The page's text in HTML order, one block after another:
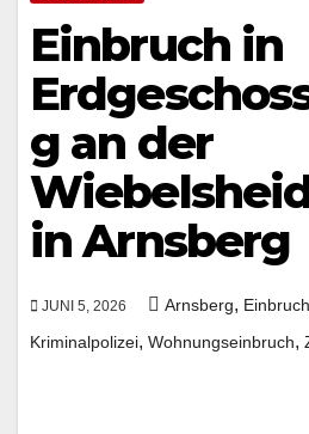
Einbruch in
g an der
in Arnsberg
JUNI 5, 2026 Arnsberg, Einbruch
Kriminalpolizei, Wohnungseinbruch,